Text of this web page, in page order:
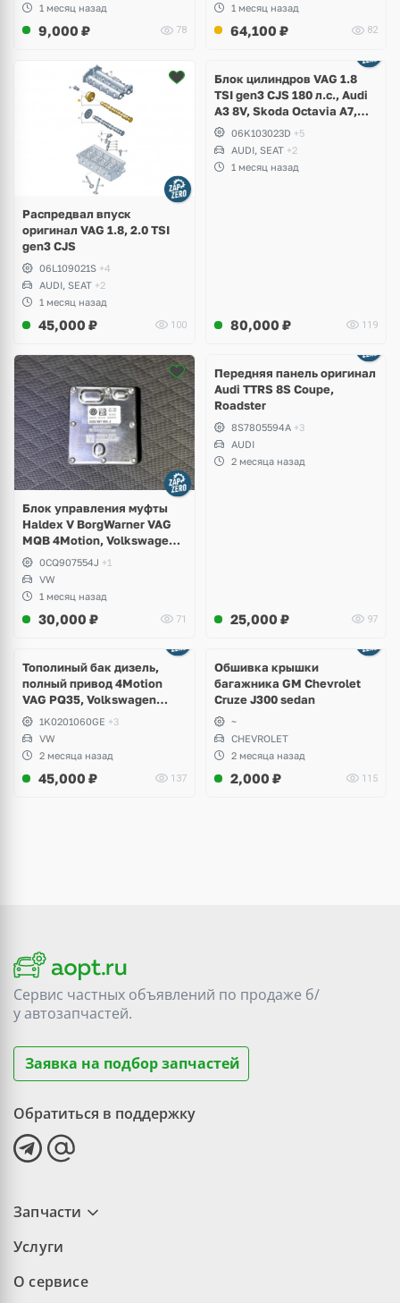
1 месяц назад
9,000 ₽ 78
1 месяц назад
64,100 ₽ 82
Распредвал впуск
оригинал VAG 1.8, 2.0 TSI
gen3 CJS
06L109021S +4
AUDI, SEAT +2
1 месяц назад
45,000 ₽ 100
2 фото
Блок цилиндров VAG 1.8
TSI gen3 CJS 180 л.с., Audi
A3 8V, Skoda Octavia A7,
Superb, Volkswagen Passat
B8, Golf VII Alltrack, Seat
Leon
06K103023D +5
AUDI, SEAT +2
1 месяц назад
80,000 ₽ 119
Блок управления муфты
Haldex V BorgWarner VAG
MQB 4Motion, Volkswagen
Tiguan
0CQ907554J +1
VW
1 месяц назад
30,000 ₽ 71
2 фото
Передняя панель оригинал
Audi TTRS 8S Coupe,
Roadster
8S7805594A +3
AUDI
2 месяца назад
25,000 ₽ 97
Тополиный бак дизель,
полный привод 4Motion
VAG PQ35, Volkswagen
Scirocco, Golf V, VI, Skoda
Yeti, Octavia A5, Superb,
Audi A3, Seat Altea
1K0201060GE +3
VW
2 месяца назад
45,000 ₽ 137
Обшивка крышки
багажника GM Chevrolet
Cruze J300 sedan
~
CHEVROLET
2 месяца назад
2,000 ₽ 115
Сервис частных объявлений по продаже б/
уавтозапчастей.
Заявка на подбор запчастей
Обратиться в поддержку
Запчасти
Услуги
О сервисе